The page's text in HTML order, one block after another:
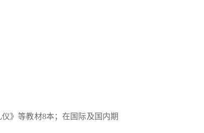
》等教材8本；在国际及国内期